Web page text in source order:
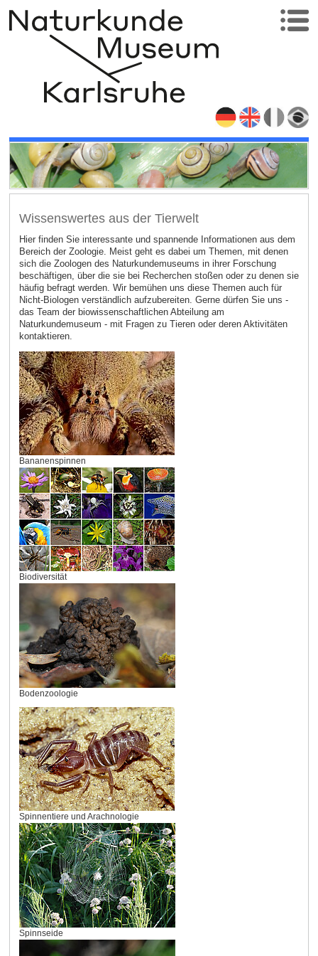
Wissenswertes aus der Tierwelt
Hier finden Sie interessante und spannende Informationen aus dem
Bereich der Zoologie. Meist geht es dabei um Themen, mit denen
sich die Zoologen des Naturkundemuseums in ihrer Forschung
beschäftigen, über die sie bei Recherchen stoßen oder zu denen sie
häufig befragt werden. Wir bemühen uns diese Themen auch für
Nicht-Biologen verständlich aufzubereiten. Gerne dürfen Sie uns -
das Team der biowissenschaftlichen Abteilung am
Naturkundemuseum - mit Fragen zu Tieren oder deren Aktivitäten
kontaktieren.
Bananenspinnen
Biodiversität
Bodenzoologie
Spinnentiere und Arachnologie
Spinnseide